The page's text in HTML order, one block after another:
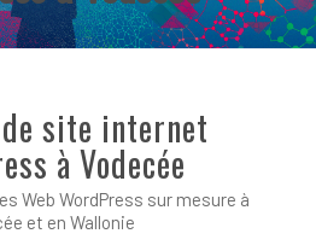
site internet
à Vodecée
Web WordPress sur mesure à
et en Wallonie